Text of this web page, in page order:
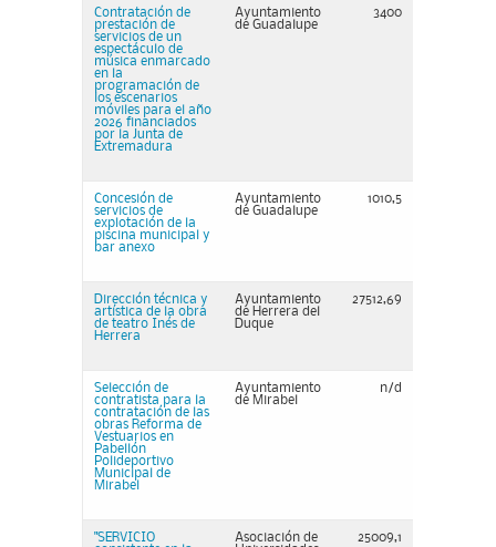
Contratación de
prestación de
servicios de un
espectáculo de
música enmarcado
en la
programación de
los escenarios
móviles para el año
2026 financiados
por la Junta de
Extremadura
Ayuntamiento
de Guadalupe
3400
Concesión de
servicios de
explotación de la
piscina municipal y
bar anexo
Ayuntamiento
de Guadalupe
1010,5
Dirección técnica y
artística de la obra
de teatro Inés de
Herrera
Ayuntamiento
de Herrera del
Duque
27512,69
Selección de
contratista para la
contratación de las
obras Reforma de
Vestuarios en
Pabellón
Polideportivo
Municipal de
Mirabel
Ayuntamiento
de Mirabel
n/d
"SERVICIO
Asociación de
25009,1